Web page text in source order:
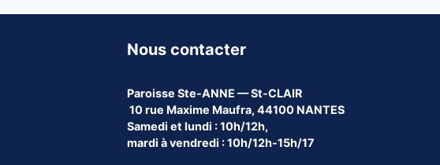
Nous contacter
Paroisse Ste-ANNE — St-CLAIR
10 rue Maxime Maufra, 44100 NANTES
Samedi et lundi : 10h/12h,
mardi à vendredi : 10h/12h-15h/17